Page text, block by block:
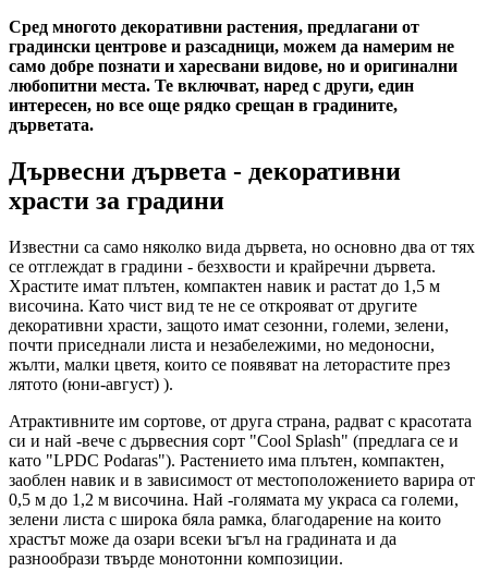
Сред многото декоративни растения, предлагани от
градински центрове и разсадници, можем да намерим не
само добре познати и харесвани видове, но и оригинални
любопитни места. Те включват, наред с други, един
интересен, но все още рядко срещан в градините,
дърветата.
Дървесни дървета - декоративни
храсти за градини
Известни са само няколко вида дървета, но основно два от тях
се отглеждат в градини - безхвости и крайречни дървета.
Храстите имат плътен, компактен навик и растат до 1,5 м
височина. Като чист вид те не се открояват от другите
декоративни храсти, защото имат сезонни, големи, зелени,
почти приседнали листа и незабележими, но медоносни,
жълти, малки цветя, които се появяват на леторастите през
лятото (юни-август) ).
Атрактивните им сортове, от друга страна, радват с красотата
си и най -вече с дървесния сорт "Cool Splash" (предлага се и
като "LPDC Podaras"). Растението има плътен, компактен,
заоблен навик и в зависимост от местоположението варира от
0,5 м до 1,2 м височина. Най -голямата му украса са големи,
зелени листа с широка бяла рамка, благодарение на които
храстът може да озари всеки ъгъл на градината и да
разнообрази твърде монотонни композиции.